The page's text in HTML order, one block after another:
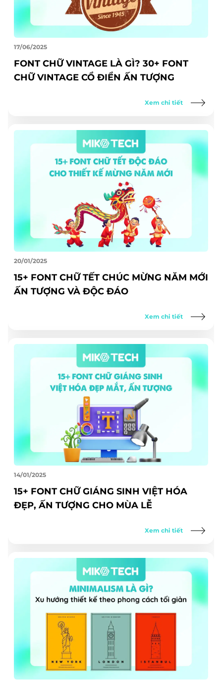
17/06/2025
FONT CHỮ VINTAGE LÀ GÌ? 30+ FONT
CHỮ VINTAGE CỔ ĐIỂN ẤN TƯỢNG
Xem chi tiết
20/01/2025
15+ FONT CHỮ TẾT CHÚC MỪNG NĂM MỚI
ẤN TƯỢNG VÀ ĐỘC ĐÁO
Xem chi tiết
14/01/2025
15+ FONT CHỮ GIÁNG SINH VIỆT HÓA
ĐẸP, ẤN TƯỢNG CHO MÙA LỄ
Xem chi tiết